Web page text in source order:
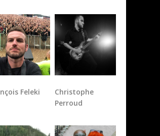
Feleki
Christophe
Perroud